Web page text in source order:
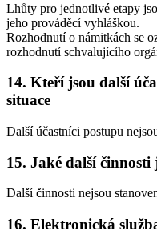
Lhůty pro jednotlivé etapy
jeho prováděcí vyhláškou.
Rozhodnutí o námitkách se
rozhodnutí schvalujícího
14. Kteří jsou další
situace
Další účastníci postupu
15. Jaké další
Další činnosti nejsou
16. Elektronická